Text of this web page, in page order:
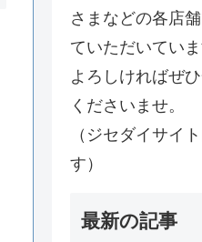
さまなどの各店
ていただいていま
よろしければぜ
くださいませ。
（ジセダイサイ
す）
最新の記事